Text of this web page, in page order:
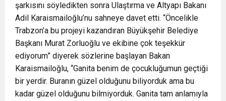
şarkısını söyledikten sonra Ulaştırma ve Altyapı Bakanı
Adil Karaismailoğlu’nu sahneye davet etti. “Öncelikle
Trabzon’a bu projeyi kazandıran Büyükşehir Belediye
Başkanı Murat Zorluoğlu ve ekibine çok teşekkür
ediyorum” diyerek sözlerine başlayan Bakan
Karaismailoğlu, “Ganita benim de çocukluğumun geçtiği
bir yerdir. Buranın güzel olduğunu biliyorduk ama bu
kadar güzel olduğunu bilmiyorduk. Ganita tam anlamıyla